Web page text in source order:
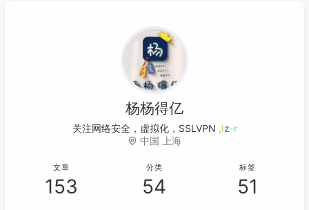
杨杨得亿
关注网络安全，虚拟化，SSLVP4 FiQi
中国 上海
文章
153
分类
54
标签
51